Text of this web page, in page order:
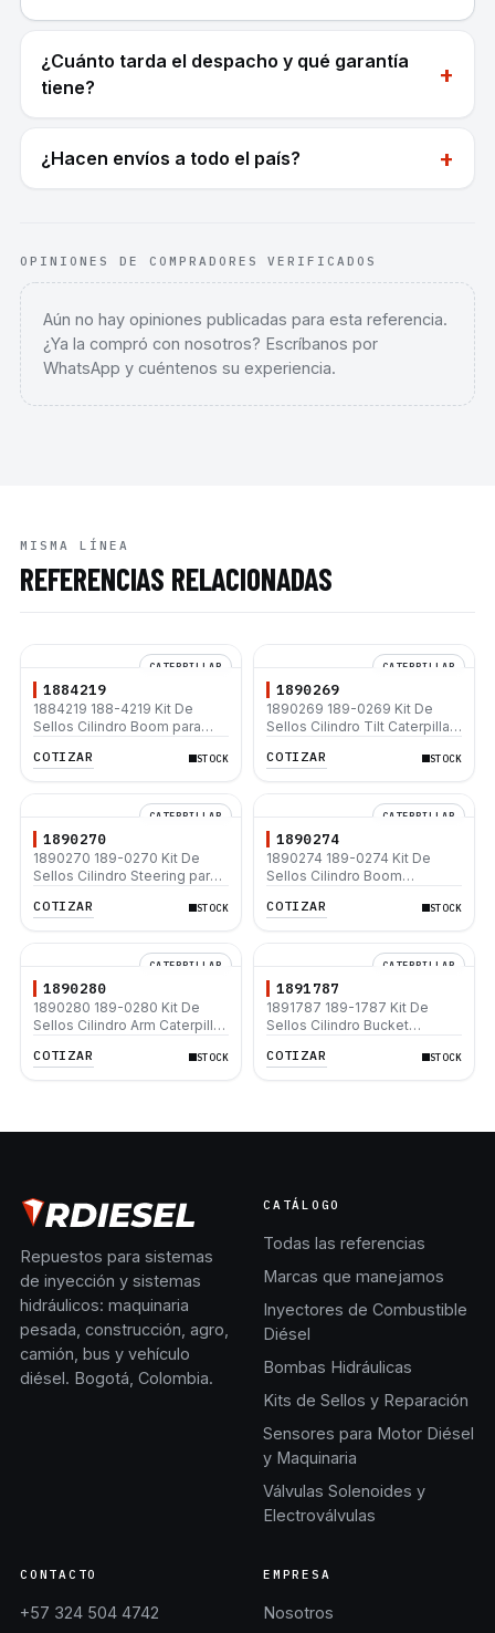
¿Cuánto tarda el despacho y qué garantía
tiene?
+
¿Hacen envíos a todo el país? +
OPINIONES DE COMPRADORES VERIFICADOS
Aún no hay opiniones publicadas para esta referencia.
¿Ya la compró con nosotros? Escríbanos por
WhatsApp y cuéntenos su experiencia.
MISMA LÍNEA
REFERENCIAS RELACIONADAS
CATERPILLAR
1884219
1884219 188-4219 Kit De
Sellos Cilindro Boom para
336D 345C L
COTIZAR STOCK
CATERPILLAR
1890269
1890269 189-0269 Kit De
Sellos Cilindro Tilt Caterpillar
COTIZAR STOCK
CATERPILLAR
1890270
1890270 189-0270 Kit De
Sellos Cilindro Steering para
438
COTIZAR STOCK
CATERPILLAR
1890274
1890274 189-0274 Kit De
Sellos Cilindro Boom
COTIZAR STOCK
CATERPILLAR
1890280
1890280 189-0280 Kit De
Sellos Cilindro Arm Caterpillar
COTIZAR STOCK
CATERPILLAR
1891787
1891787 189-1787 Kit De
Sellos Cilindro Bucket
COTIZAR STOCK
Repuestos para sistemas
de inyección y sistemas
hidráulicos: maquinaria
pesada, construcción, agro,
camión, bus y vehículo
diésel. Bogotá, Colombia.
CATÁLOGO
Todas las referencias
Marcas que manejamos
Inyectores de Combustible
Diésel
Bombas Hidráulicas
Kits de Sellos y Reparación
Sensores para Motor Diésel
y Maquinaria
Válvulas Solenoides y
Electroválvulas
CONTACTO
+57 324 504 4742
EMPRESA
Nosotros